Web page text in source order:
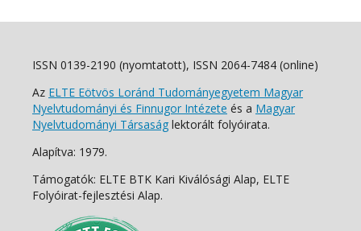
ISSN 0139-2190 (nyomtatott), ISSN 2064-7484 (online)
Az ELTE Eötvös Loránd Tudományegyetem Magyar
Nyelvtudományi és Finnugor Intézete és a Magyar
Nyelvtudományi Társaság lektorált folyóirata.
Alapítva: 1979.
Támogatók: ELTE BTK Kari Kiválósági Alap, ELTE
Folyóirat-fejlesztési Alap.